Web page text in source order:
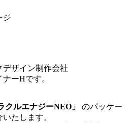
ジ
デザイン制作会社
ーHです。
クルエナジーNEO」
のパッケー
たします。